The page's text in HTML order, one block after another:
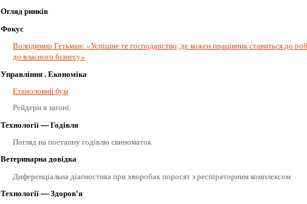
Огляд ринків
Фокус
Володимир Гетьман: «Успішне те господарство, де кожен працівник ставиться до
до власного бізнесу»
Управління . Економіка
Етаноловий бум
Рейдери в загоні.
Технології — Годівля
Погляд на поетапну годівлю свиноматок
Ветеринарна довідка
Диференціальна діагностика при хворобах поросят з респіраторним комплексом
Технології — Здоров'я